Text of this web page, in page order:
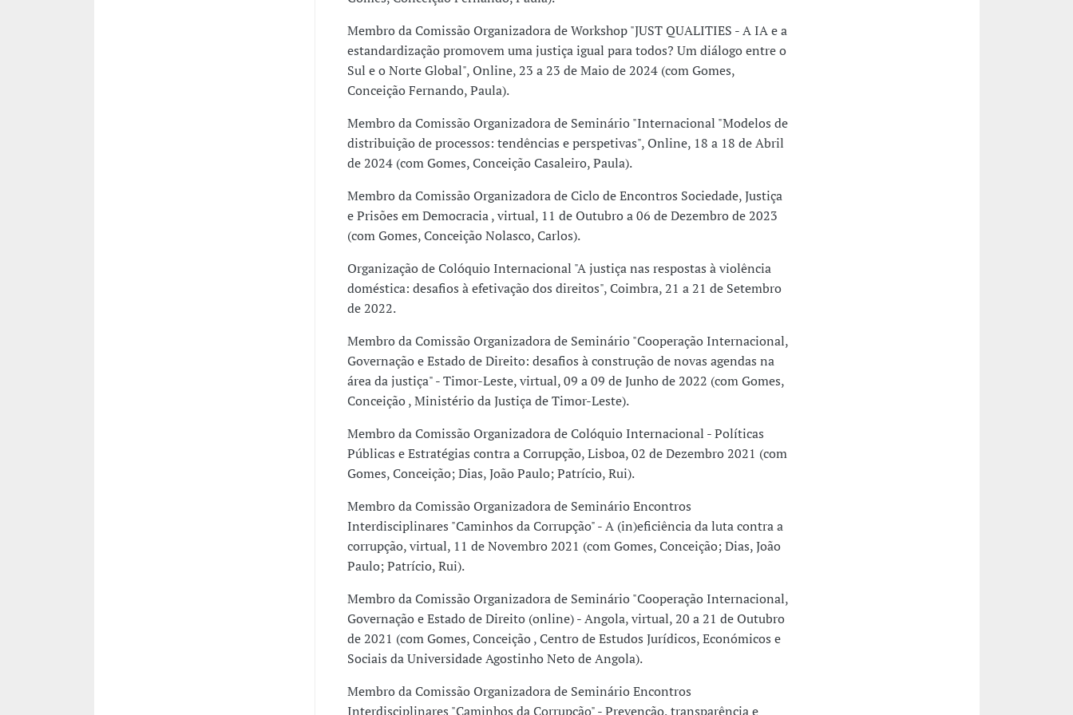
Membro da Comissão Organizadora de Workshop "JUST QUALITIES - A IA e a
estandardização promovem uma justiça igual para todos? Um diálogo entre o
Sul e o Norte Global", Online, 23 a 23 de Maio de 2024 (com Gomes,
Conceição Fernando, Paula).
Membro da Comissão Organizadora de Seminário "Internacional "Modelos de
distribuição de processos: tendências e perspetivas", Online, 18 a 18 de Abril
de 2024 (com Gomes, Conceição Casaleiro, Paula).
Membro da Comissão Organizadora de Ciclo de Encontros Sociedade, Justiça
e Prisões em Democracia , virtual, 11 de Outubro a 06 de Dezembro de 2023
(com Gomes, Conceição Nolasco, Carlos).
Organização de Colóquio Internacional "A justiça nas respostas à violência
doméstica: desafios à efetivação dos direitos", Coimbra, 21 a 21 de Setembro
de 2022.
Membro da Comissão Organizadora de Seminário "Cooperação Internacional,
Governação e Estado de Direito: desafios à construção de novas agendas na
área da justiça" - Timor-Leste, virtual, 09 a 09 de Junho de 2022 (com Gomes,
Conceição , Ministério da Justiça de Timor-Leste).
Membro da Comissão Organizadora de Colóquio Internacional - Políticas
Públicas e Estratégias contra a Corrupção, Lisboa, 02 de Dezembro 2021 (com
Gomes, Conceição; Dias, João Paulo; Patrício, Rui).
Membro da Comissão Organizadora de Seminário Encontros
Interdisciplinares "Caminhos da Corrupção" - A (in)eficiência da luta contra a
corrupção, virtual, 11 de Novembro 2021 (com Gomes, Conceição; Dias, João
Paulo; Patrício, Rui).
Membro da Comissão Organizadora de Seminário "Cooperação Internacional,
Governação e Estado de Direito (online) - Angola, virtual, 20 a 21 de Outubro
de 2021 (com Gomes, Conceição , Centro de Estudos Jurídicos, Económicos e
Sociais da Universidade Agostinho Neto de Angola).
Membro da Comissão Organizadora de Seminário Encontros
Interdisciplinares "Caminhos da Corrupção" - Prevenção, transparência e